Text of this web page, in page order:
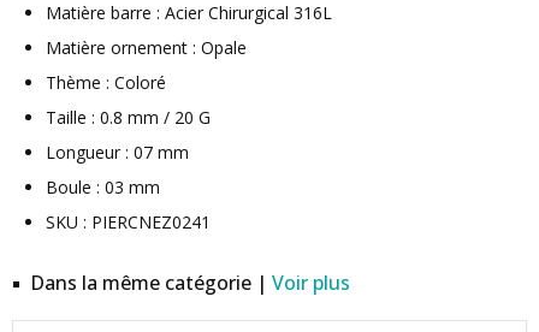
Matière barre : Acier Chirurgical 316L
Matière ornement : Opale
Thème : Coloré
Taille : 0.8 mm / 20 G
Longueur : 07 mm
Boule : 03 mm
SKU : PIERCNEZ0241
Dans la même catégorie | Voir plus